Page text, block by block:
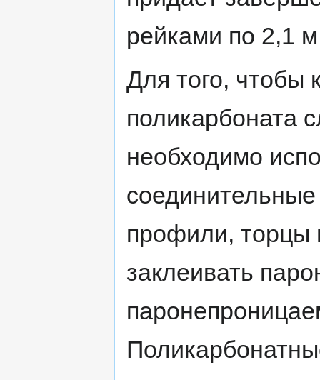
рейками по 2,1
Для того, чтобы
поликарбоната
необходимо
профили, торцы
заклеивать